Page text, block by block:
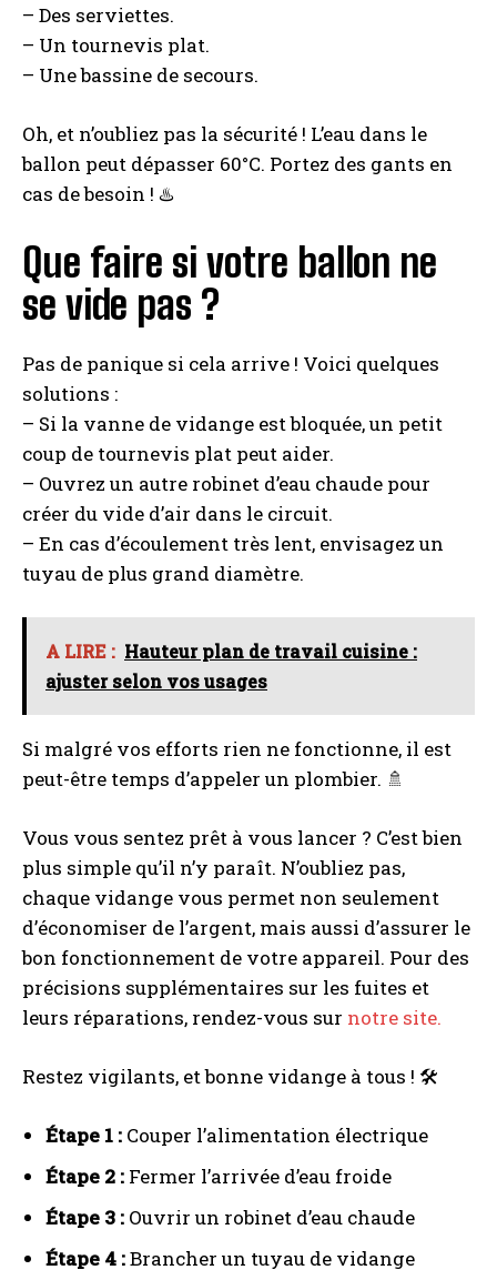
I WANT IN
I've read and accept thePrivacy Policy
A LIRE : Bordeaux : À qui faire appel pour la
recherche d'une fuite d'eau ?
– Des serviettes.
– Un tournevis plat.
– Une bassine de secours.
Oh, et n’oubliez pas la sécurité ! L’eau dans le
ballon peut dépasser 60°C. Portez des gants en
cas de besoin ! ♨️
Que faire si votre ballon ne
se vide pas ?
Pas de panique si cela arrive ! Voici quelques
solutions :
– Si la vanne de vidange est bloquée, un petit
coup de tournevis plat peut aider.
– Ouvrez un autre robinet d’eau chaude pour
créer du vide d’air dans le circuit.
– En cas d’écoulement très lent, envisagez un
tuyau de plus grand diamètre.
A LIRE : Hauteur plan de travail cuisine :
ajuster selon vos usages
Si malgré vos efforts rien ne fonctionne, il est
peut-être temps d’appeler un plombier. 🚿
Vous vous sentez prêt à vous lancer ? C’est bien
plus simple qu’il n’y paraît. N’oubliez pas,
chaque vidange vous permet non seulement
d’économiser de l’argent, mais aussi d’assurer le
bon fonctionnement de votre appareil. Pour des
précisions supplémentaires sur les fuites et
leurs réparations, rendez-vous sur notre site.
Restez vigilants, et bonne vidange à tous ! 🛠️
Étape 1 : Couper l’alimentation électrique
Étape 2 : Fermer l’arrivée d’eau froide
Étape 3 : Ouvrir un robinet d’eau chaude
Étape 4 :Brancher un tuyau de vidange